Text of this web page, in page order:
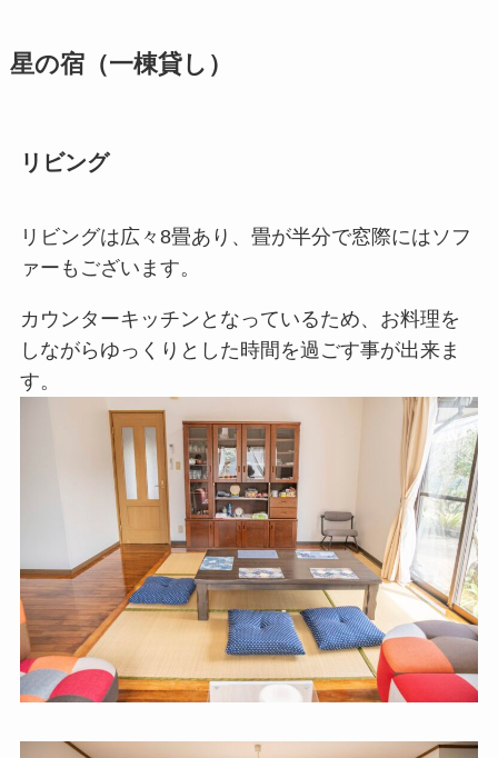
星の宿（一棟貸し）
リビング
リビングは広々8畳あり、畳が半分で窓際にはソフ
ァーもございます。
カウンターキッチンとなっているため、お料理を
しながらゆっくりとした時間を過ごす事が出来ま
す。